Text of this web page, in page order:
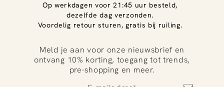
Op werkdagen voor 21:45 uur besteld,
dezelfde dag verzonden.
Voordelig retour sturen, gratis bij ruiling.
Meld je aan voor onze nieuwsbrief en
ontvang 10% korting, toegang tot trends,
pre-shopping en meer.